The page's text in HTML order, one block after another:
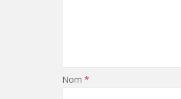
Nom *